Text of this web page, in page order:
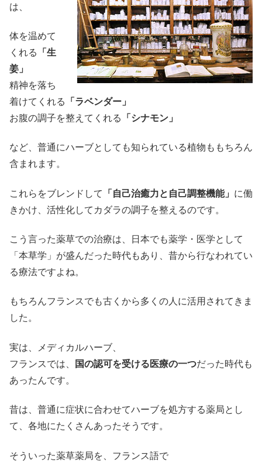
は、
体を温めて
くれる
「生
姜」
精神を落ち
着けてくれる
「ラベンダー」
お腹の調子を整えてくれる
「シナモン」
など、普通にハーブとしても知られている植物ももちろん
含まれます。
これらをブレンドして 「自己治癒力と自己調整機能」 に働
きかけ、活性化してカダラの調子を整えるのです。
こう言った薬草での治療は、日本でも薬学・医学として
「本草学」が盛んだった時代もあり、昔から行なわれてい
る療法ですよね。
もちろんフランスでも古くから多くの人に活用されてきま
した。
実は、メディカルハーブ、
フランスでは、
国の認可を受ける医療の一つだった時代も
あったんです。
昔は、普通に症状に合わせてハーブを処方する薬局とし
て、各地にたくさんあったそうです。
そういった薬草薬局を、フランス語で